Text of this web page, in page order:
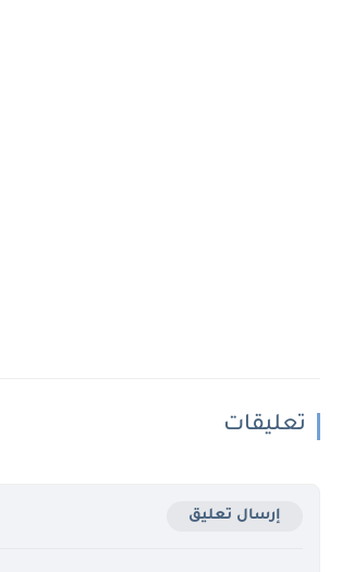
تعليقات
إرسال تعليق